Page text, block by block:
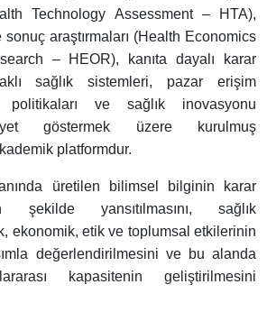
Technology Assessment – HTA),
araştırmaları (Health Economics
– HEOR), kanıta dayalı karar
sağlık sistemleri, pazar erişim
politikaları ve sağlık inovasyonu
göstermek üzere kurulmuş
platformdur.
üretilen bilimsel bilginin karar
şekilde yansıtılmasını, sağlık
ekonomik, etik ve toplumsal etkilerinin
değerlendirilmesini ve bu alanda
kapasitenin geliştirilmesini